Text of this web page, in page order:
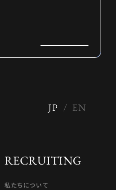
JP / EN
RECRUITING
私たちについて